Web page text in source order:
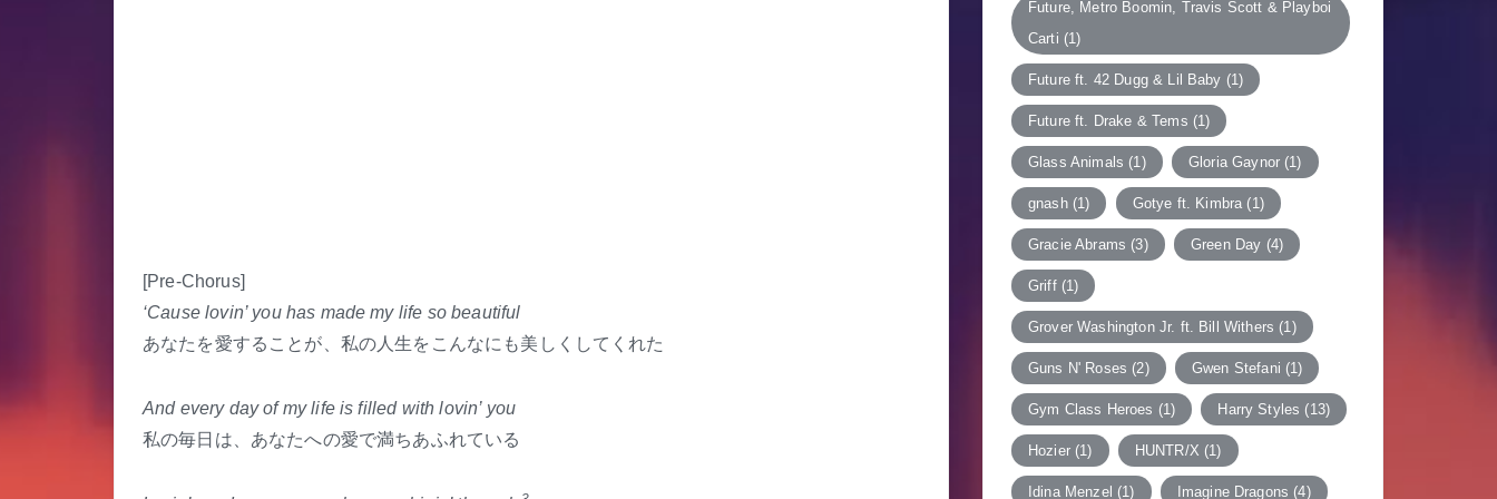
[Pre-Chorus]
‘Cause lovin’ you has made my life so beautiful
あなたを愛することが、私の人生をこんなにも美しくしてくれた
And every day of my life is filled with lovin’ you
私の毎日は、あなたへの愛で満ちあふれている
Future, Metro Boomin, Travis Scott & Playboi
Carti (1)
Future ft. 42 Dugg & Lil Baby (1)
Future ft. Drake & Tems (1)
Glass Animals (1) Gloria Gaynor (1)
gnash(1) Gotye ft. Kimbra (1)
Gracie Abrams (3) Green Day (4)
Griff(1)
Grover Washington Jr. ft. Bill Withers (1)
Guns N' Roses (2) Gwen Stefani (1)
Gym Class Heroes (1) Harry Styles (13)
Hozier(1) HUNTR/X (1)
Idina Menzel (1) Imagine Dragons (4)